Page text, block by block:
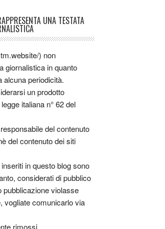
UNA TESTATA
) non
giornalistica in quanto
alcuna periodicità.
un prodotto
italiana n° 62 del
del contenuto
del contenuto dei siti
in questo blog sono
considerati di pubblico
pubblicazione violasse
vogliate comunicarlo via
rimossi.